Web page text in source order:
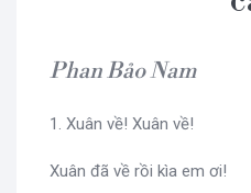
Phan Bảo Nam
1. Xuân về! Xuân về!
Xuân đã về rồi kìa em ơi!